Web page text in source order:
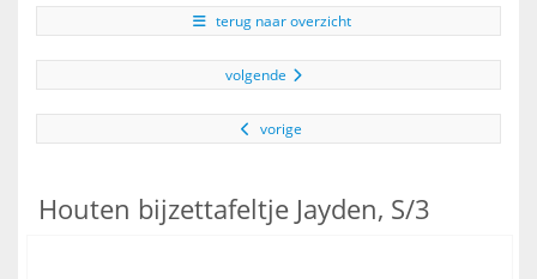
terug naar overzicht
volgende
vorige
Houten bijzettafeltje Jayden, S/3